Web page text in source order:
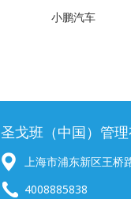
小鹏汽车
圣戈班（中国）管
上海市浦东新区王桥
4008885838